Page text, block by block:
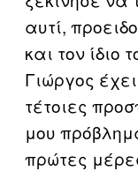
αυτί,
και τον ίδιο
Γιώργος
τέτοιες
μου
πρώτες